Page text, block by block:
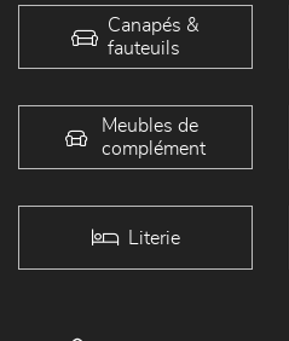
Canapés &
fauteuils
Meubles de
complément
Literie